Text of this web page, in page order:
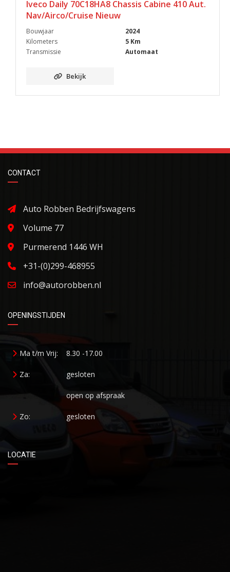
Iveco Daily 70C18HA8 Chassis Cabine 410 Aut.
Nav/Airco/Cruise Nieuw
Bouwjaar
2024
Kilometers
5 Km
Transmissie
Automaat
Bekijk
CONTACT
Auto Robben Bedrijfswagens
Volume 77
Purmerend 1446 WH
+31-(0)299-468955
info@autorobben.nl
OPENINGSTIJDEN
Ma t/m Vrij: 8.30 -17.00
Za: gesloten
open op afspraak
Zo: gesloten
LOCATIE